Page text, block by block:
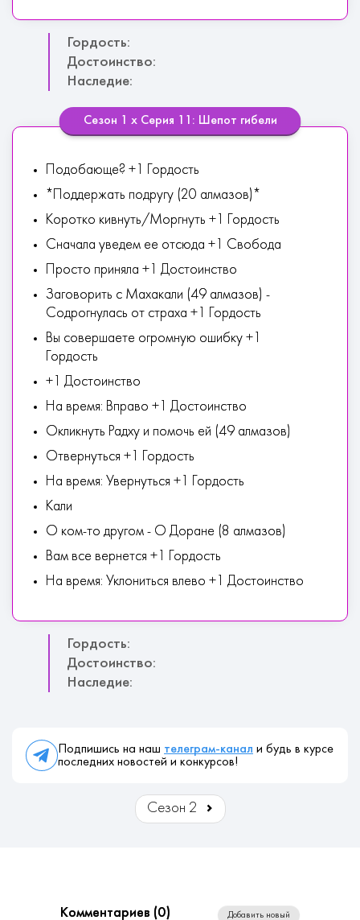
Гордость:
Достоинство:
Наследие:
Сезон 1 х Серия 11: Шепот гибели
Подобающе? +1 Гордость
*Поддержать подругу (20 алмазов)*
Коротко кивнуть/Моргнуть +1 Гордость
Сначала уведем ее отсюда +1 Свобода
Просто приняла +1 Достоинство
Заговорить с Махакали (49 алмазов) -
Содрогнулась от страха +1 Гордость
Вы совершаете огромную ошибку +1
Гордость
+1 Достоинство
На время: Вправо +1 Достоинство
Окликнуть Радху и помочь ей (49 алмазов)
Отвернуться +1 Гордость
На время: Увернуться +1 Гордость
Кали
О ком-то другом - О Доране (8 алмазов)
Вам все вернется +1 Гордость
На время: Уклониться влево +1 Достоинство
Гордость:
Достоинство:
Наследие:
Подпишись на наш телеграм-канал и будь в курсе
последних новостей и конкурсов!
Сезон 2
Комментариев (0) Добавить новый